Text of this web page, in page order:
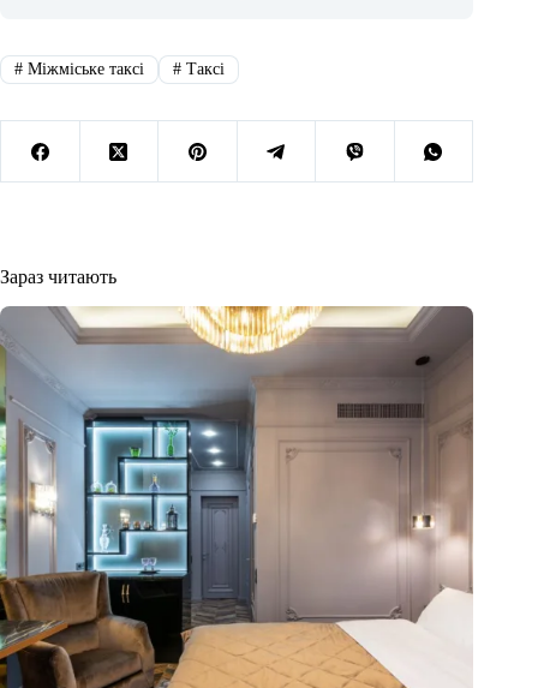
#Міжміське таксі #Таксі
Зараз читають